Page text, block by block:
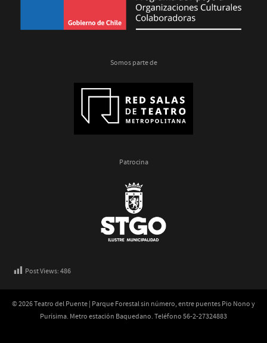
Somos parte de
Patrocina
Post Views:486
© 2026 Teatro del Puente | Parque Forestal sin número, entre puentes Pio Nono y
Purísima. Metro estación Baquedano. Teléfono 56-2-27324883